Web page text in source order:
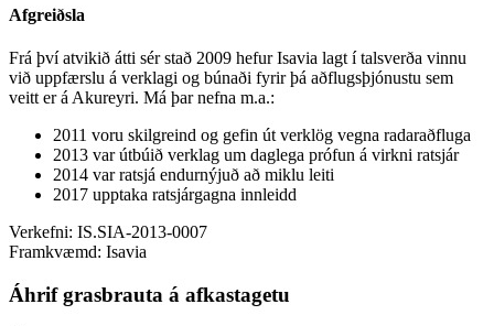
Afgreiðsla
Frá því atvikið átti sér stað 2009 hefur Isavia lagt í talsverða vinnu
við uppfærslu á verklagi og búnaði fyrir þá aðflugsþjónustu sem
veitt er á Akureyri. Má þar nefna m.a.:
2011 voru skilgreind og gefin út verklög vegna radaraðfluga
2013 var útbúið verklag um daglega prófun á virkni ratsjár
2014 var ratsjá endurnýjuð að miklu leiti
2017 upptaka ratsjárgagna innleidd
Verkefni: IS.SIA-2013-0007
Framkvæmd: Isavia
Áhrif grasbrauta á afkastagetu